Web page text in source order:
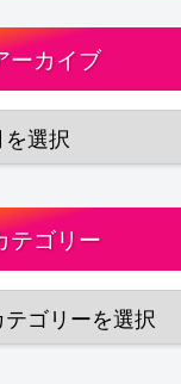
ーカイブ
テゴリー